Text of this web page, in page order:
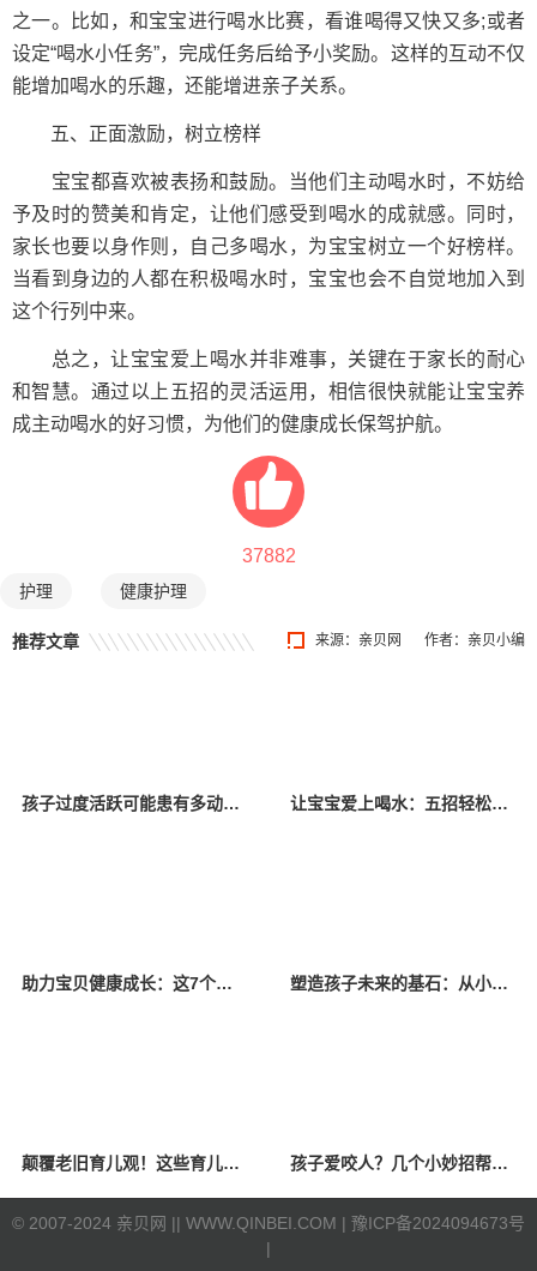
之一。比如，和宝宝进行喝水比赛，看谁喝得又快又多;或者
设定“喝水小任务”，完成任务后给予小奖励。这样的互动不仅
能增加喝水的乐趣，还能增进亲子关系。
五、正面激励，树立榜样
宝宝都喜欢被表扬和鼓励。当他们主动喝水时，不妨给
予及时的赞美和肯定，让他们感受到喝水的成就感。同时，
家长也要以身作则，自己多喝水，为宝宝树立一个好榜样。
当看到身边的人都在积极喝水时，宝宝也会不自觉地加入到
这个行列中来。
总之，让宝宝爱上喝水并非难事，关键在于家长的耐心
和智慧。通过以上五招的灵活运用，相信很快就能让宝宝养
成主动喝水的好习惯，为他们的健康成长保驾护航。
37882
护理 健康护理
来源： 亲贝网 作者：亲贝小编
推荐文章
孩子过度活跃可能患有多动症，家长应该如何科学干预？ 让宝宝爱上喝水：五招轻松搞定
助力宝贝健康成长：这7个因素很关键 塑造孩子未来的基石：从小培养五个好习惯
颠覆老旧育儿观！这些育儿争议你家也有吗？ 孩子爱咬人？几个小妙招帮你解决问题
© 2007-2024 亲贝网 || WWW.QINBEI.COM | 豫ICP备2024094673号
|